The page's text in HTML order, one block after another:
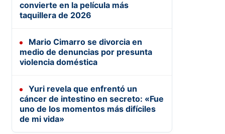
convierte en la película más
taquillera de 2026
Mario Cimarro se divorcia en
medio de denuncias por presunta
violencia doméstica
Yuri revela que enfrentó un
cáncer de intestino en secreto: «Fue
uno de los momentos más difíciles
de mi vida»